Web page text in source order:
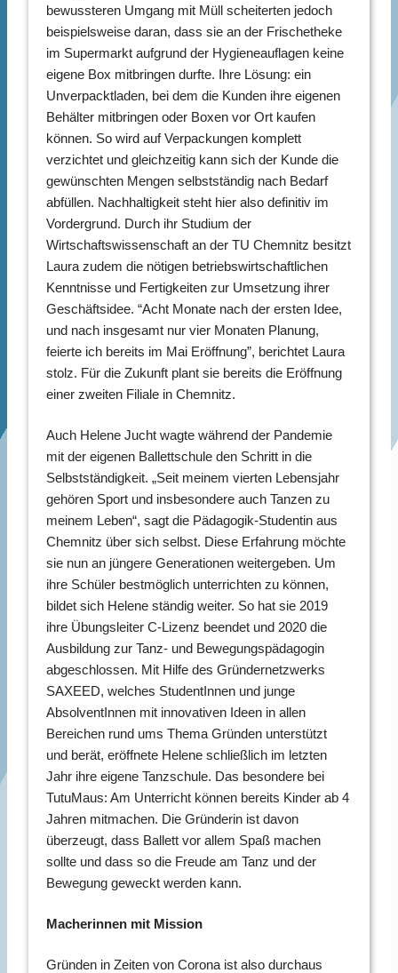
bewussteren Umgang mit Müll scheiterten jedoch
beispielsweise daran, dass sie an der Frischetheke
im Supermarkt aufgrund der Hygieneauflagen keine
eigene Box mitbringen durfte. Ihre Lösung: ein
Unverpacktladen, bei dem die Kunden ihre eigenen
Behälter mitbringen oder Boxen vor Ort kaufen
können. So wird auf Verpackungen komplett
verzichtet und gleichzeitig kann sich der Kunde die
gewünschten Mengen selbstständig nach Bedarf
abfüllen. Nachhaltigkeit steht hier also definitiv im
Vordergrund. Durch ihr Studium der
Wirtschaftswissenschaft an der TU Chemnitz besitzt
Laura zudem die nötigen betriebswirtschaftlichen
Kenntnisse und Fertigkeiten zur Umsetzung ihrer
Geschäftsidee. “Acht Monate nach der ersten Idee,
und nach insgesamt nur vier Monaten Planung,
feierte ich bereits im Mai Eröffnung”, berichtet Laura
stolz. Für die Zukunft plant sie bereits die Eröffnung
einer zweiten Filiale in Chemnitz.
Auch Helene Jucht wagte während der Pandemie
mit der eigenen Ballettschule den Schritt in die
Selbstständigkeit. „Seit meinem vierten Lebensjahr
gehören Sport und insbesondere auch Tanzen zu
meinem Leben“, sagt die Pädagogik-Studentin aus
Chemnitz über sich selbst. Diese Erfahrung möchte
sie nun an jüngere Generationen weitergeben. Um
ihre Schüler bestmöglich unterrichten zu können,
bildet sich Helene ständig weiter. So hat sie 2019
ihre Übungsleiter C-Lizenz beendet und 2020 die
Ausbildung zur Tanz- und Bewegungspädagogin
abgeschlossen. Mit Hilfe des Gründernetzwerks
SAXEED, welches StudentInnen und junge
AbsolventInnen mit innovativen Ideen in allen
Bereichen rund ums Thema Gründen unterstützt
und berät, eröffnete Helene schließlich im letzten
Jahr ihre eigene Tanzschule. Das besondere bei
TutuMaus: Am Unterricht können bereits Kinder ab 4
Jahren mitmachen. Die Gründerin ist davon
überzeugt, dass Ballett vor allem Spaß machen
sollte und dass so die Freude am Tanz und der
Bewegung geweckt werden kann.
Macherinnen mit Mission
Gründen in Zeiten von Corona ist also durchaus